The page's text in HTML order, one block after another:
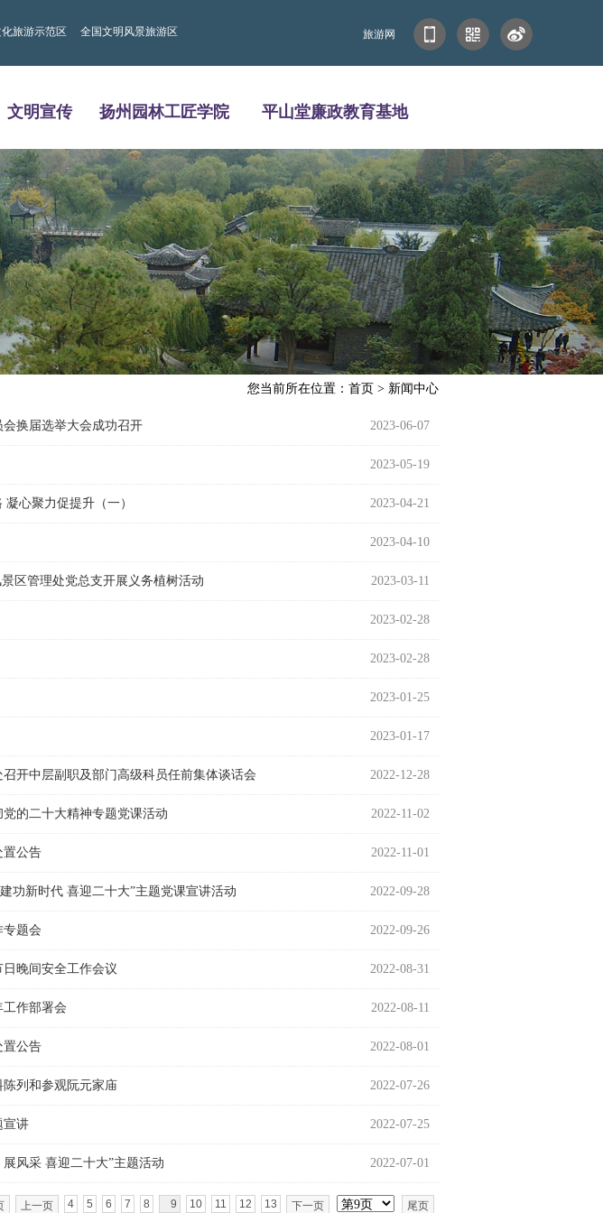
化旅游示范区 全国文明风景旅游区 旅游网
文明宣传 扬州园林工匠学院 平山堂廉政教育基地
您当前所在位置：首页 > 新闻中心
换届选举大会成功召开 2023-06-07
2023-05-19
心聚力促提升（一） 2023-04-21
2023-04-10
区管理处党总支开展义务植树活动 2023-03-11
2023-02-28
2023-02-28
2023-01-25
2023-01-17
开中层副职及部门高级科员任前集体谈话会 2022-12-28
的二十大精神专题党课活动 2022-11-02
置公告 2022-11-01
功新时代 喜迎二十大”主题党课宣讲活动 2022-09-28
专题会 2022-09-26
晚间安全工作会议 2022-08-31
作部署会 2022-08-11
置公告 2022-08-01
列和参观阮元家庙 2022-07-26
宣讲 2022-07-25
风采 喜迎二十大”主题活动 2022-07-01
上一页 4 5 6 7 8 9 10 11 12 13 下一页 尾页